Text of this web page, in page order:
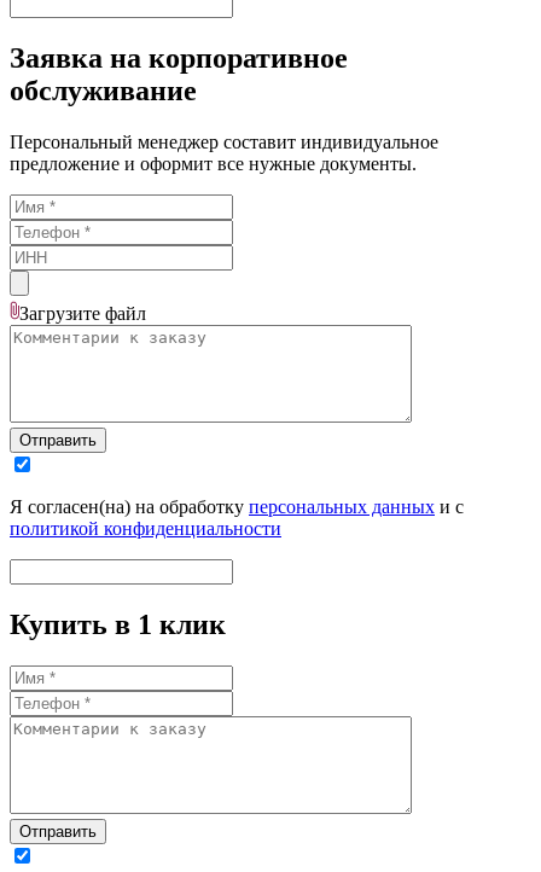
Заявка на корпоративное
обслуживание
Персональный менеджер составит индивидуальное
предложение и оформит все нужные документы.
Загрузите файл
Отправить
Я согласен(на) на обработку персональных данных и с
политикой конфиденциальности
Купить в 1 клик
Отправить